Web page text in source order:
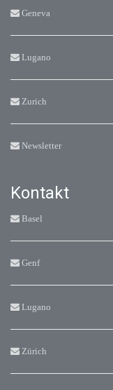
Geneva
Lugano
Zurich
Newsletter
Kontakt
Basel
Genf
Lugano
Zürich